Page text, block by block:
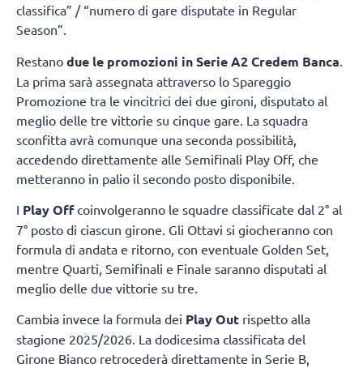
classifica” / “numero di gare disputate in Regular
Season”.
Restano due le promozioni in Serie A2 Credem Banca
La prima sarà assegnata attraverso lo Spareggio
Promozione tra le vincitrici dei due gironi, disputato al
meglio delle tre vittorie su cinque gare. La squadra
sconfitta avrà comunque una seconda possibilità,
accedendo direttamente alle Semifinali Play Off, che
metteranno in palio il secondo posto disponibile.
I Play Offcoinvolgeranno le squadre classificate dal 2° al
7° posto di ciascun girone. Gli Ottavi si giocheranno con
formula di andata e ritorno, con eventuale Golden Set,
mentre Quarti, Semifinali e Finale saranno disputati al
meglio delle due vittorie su tre.
Cambia invece la formula dei Play Out rispetto alla
stagione 2025/2026. La dodicesima classificata del
Girone Bianco retrocederà direttamente in Serie B,